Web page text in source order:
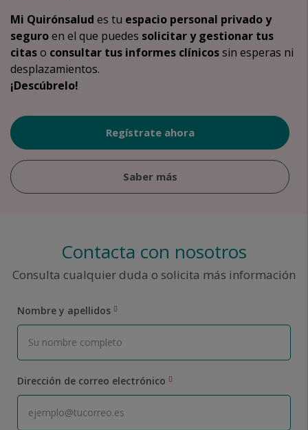
Mi Quirónsalud es tu espacio personal privado y
seguroen el que puedes solicitar y gestionar tus
citaso consultar tus informes clínicossin esperas ni
desplazamientos.
¡Descúbrelo!
Regístrate ahora
Saber más
Contacta con nosotros
Consulta cualquier duda o solicita más información
Nombre y apellidos
Dirección de correo electrónico